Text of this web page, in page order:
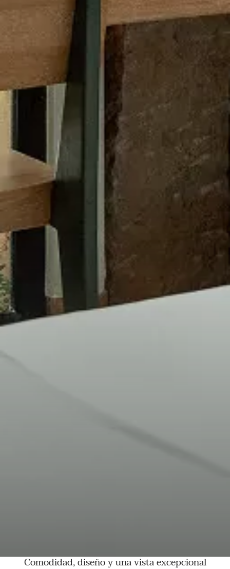
Comodidad, diseño y una vista excepcional